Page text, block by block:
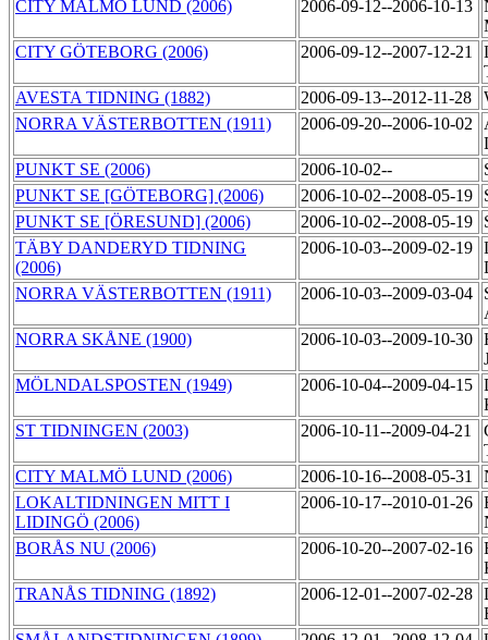
CITY MALMÖ LUND (2006) 2006-09-12--2006-10-13
CITY GÖTEBORG (2006)
2006-09-12--2007-12-21
AVESTA TIDNING (1882)
2006-09-13--2012-11-28
NORRA VÄSTERBOTTEN (1911)
2006-09-20--2006-10-02
PUNKT SE (2006)
2006-10-02--
PUNKT SE [GÖTEBORG] (2006)
2006-10-02--2008-05-19
PUNKT SE [ÖRESUND] (2006)
2006-10-02--2008-05-19
TÄBY DANDERYD TIDNING
(2006)
2006-10-03--2009-02-19
NORRA VÄSTERBOTTEN (1911)
2006-10-03--2009-03-04
NORRA SKÅNE (1900)
2006-10-03--2009-10-30
MÖLNDALSPOSTEN (1949)
2006-10-04--2009-04-15
ST TIDNINGEN (2003)
2006-10-11--2009-04-21
CITY MALMÖ LUND (2006)
2006-10-16--2008-05-31
LOKALTIDNINGEN MITT I
LIDINGÖ (2006)
2006-10-17--2010-01-26
BORÅS NU (2006)
2006-10-20--2007-02-16
TRANÅS TIDNING (1892)
2006-12-01--2007-02-28